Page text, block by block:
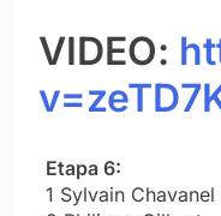
VIDEO:
Etapa 6:
1 Sylvain